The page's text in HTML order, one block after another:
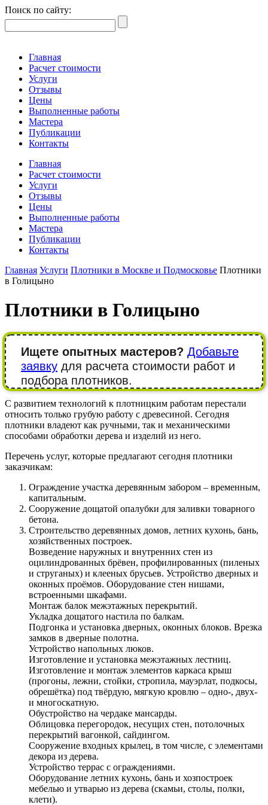
Поиск по сайту:
Главная
Расчет стоимости
Услуги
Отзывы
Цены
Выполненные работы
Мастера
Публикации
Контакты
Главная
Расчет стоимости
Услуги
Отзывы
Цены
Выполненные работы
Мастера
Публикации
Контакты
Главная Услуги Плотники в Москве и Подмосковье Плотники
в Голицыно
Плотники в Голицыно
Ищете опытных мастеров? Добавьте
заявку для расчета стоимости работ и
подбора плотников.
С развитием технологий к плотницким работам перестали
относить только грубую работу с древесиной. Сегодня
плотники владеют как ручными, так и механическими
способами обработки дерева и изделий из него.
Перечень услуг, которые предлагают сегодня плотники
заказчикам:
Ограждение участка деревянным забором – временным,
капитальным.
Сооружение дощатой опалубки для заливки товарного
бетона.
Строительство деревянных домов, летних кухонь, бань,
хозяйственных построек.
Возведение наружных и внутренних стен из
оцилиндрованных брёвен, профилированных (пиленых
и струганых) и клееных брусьев. Устройство дверных и
оконных проёмов. Оборудование стен нишами,
встроенными шкафами.
Монтаж балок межэтажных перекрытий.
Укладка дощатого настила по балкам.
Подгонка и установка дверных, оконных блоков. Врезка
замков в дверные полотна.
Устройство напольных люков.
Изготовление и установка межэтажных лестниц.
Изготовление и монтаж элементов каркаса крыш
(прогоны, лежни, стойки, стропила, мауэрлат, подкосы,
обрешётка) под твёрдую, мягкую кровлю – одно-, двух-
и многоскатную.
Обустройство на чердаке мансарды.
Облицовка перегородок, несущих стен, потолочных
перекрытий вагонкой, сайдингом.
Сооружение входных крылец, в том числе, с элементами
декора из дерева.
Устройство террас с ограждениями.
Оборудование летних кухонь, бань и хозпостроек
мебелью и утварью из дерева (скамьи, столы, полки,
клети).